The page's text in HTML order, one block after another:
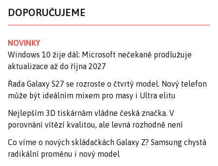
DOPORUČUJEME
NOVINKY
Windows 10 žije dál: Microsoft nečekaně prodlužuje
aktualizace až do října 2027
Řada Galaxy S27 se rozroste o čtvrtý model. Nový telefon
může být ideálním mixem pro masy i Ultra elitu
Nejlepším 3D tiskárnám vládne česká značka. V
porovnání vítězí kvalitou, ale levná rozhodně není
Co víme o nových skládačkách Galaxy Z? Samsung chystá
radikální proměnu i nový model